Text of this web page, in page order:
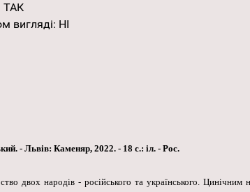
ТАК
вигляді: НІ
- Львів: Каменяр, 2022. - 18 с.: іл. - Рос.
двох народів - російського та українського. Цинічним